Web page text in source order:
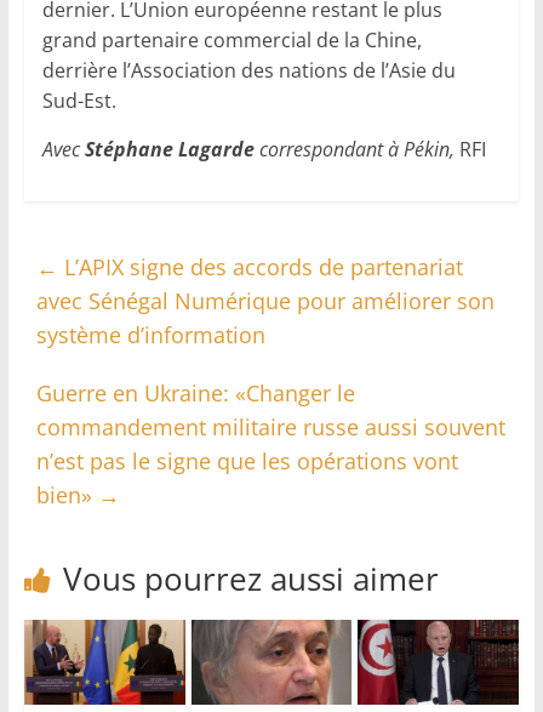
dernier. L’Union européenne restant le plus
grand partenaire commercial de la Chine,
derrière l’Association des nations de l’Asie du
Sud-Est.
AvecStéphane Lagardecorrespondant à Pékin, RFI
← L’APIX signe des accords de partenariat
avec Sénégal Numérique pour améliorer son
système d’information
Guerre en Ukraine: «Changer le
commandement militaire russe aussi souvent
n’est pas le signe que les opérations vont
bien» →
Vous pourrez aussi aimer